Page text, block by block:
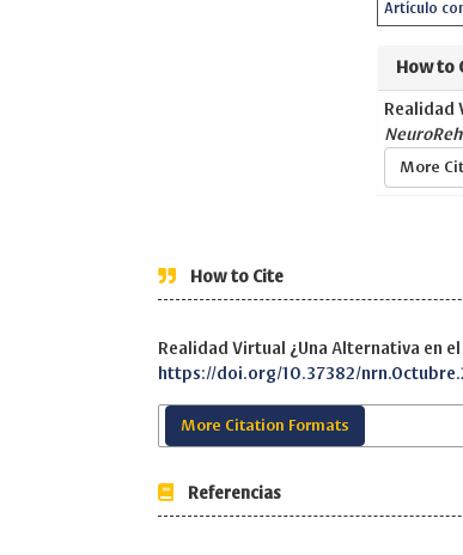
Artículo
How to
Realidad
More
How to Cite
Realidad Virtual ¿Una Alternativa en
https://doi.org/10.37382/
More Citation Formats
Referencias